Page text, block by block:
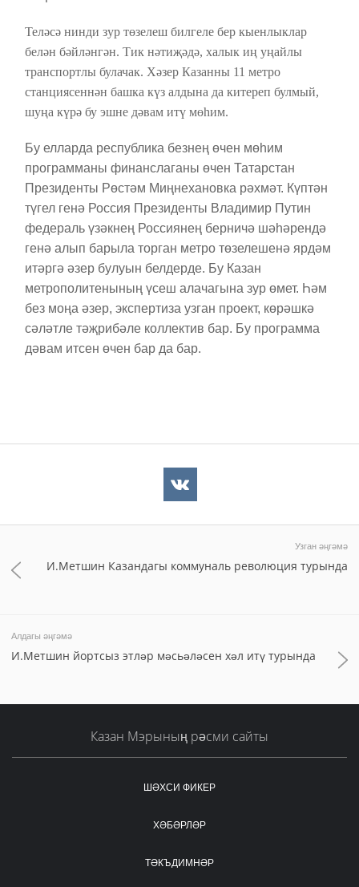
Теләсә нинди зур төзелеш билгеле бер кыенлыклар
белән бәйләнгән. Тик нәтиҗәдә, халык иң уңайлы
транспортлы булачак. Хәзер Казанны 11 метро
станциясеннән башка күз алдына да китереп булмый,
шуңа күрә бу эшне дәвам итү мөһим.
Бу елларда республика безнең өчен мөһим
программаны финанслаганы өчен Татарстан
Президенты Рөстәм Миңнехановка рәхмәт. Күптән
түгел генә Россия Президенты Владимир Путин
федераль үзәкнең Россиянең берничә шәһәрендә
генә алып барыла торган метро төзелешенә ярдәм
итәргә әзер булуын белдерде. Бу Казан
метрополитенының үсеш алачагына зур өмет. Һәм
без моңа әзер, экспертиза узган проект, көрәшкә
сәләтле тәҗрибәле коллектив бар. Бу программа
дәвам итсен өчен бар да бар.
Узган әңгәмә
И.Метшин Казандагы коммуналь революция турында
Алдагы әңгәмә
И.Метшин йортсыз этләр мәсьәләсен хәл итү турында
Казан Мэрының рәсми сайты
ШӘХСИ ФИКЕР
ХӘБӘРЛӘР
ТӘКЪДИМНӘР